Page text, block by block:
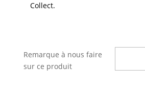
Collect.
Remarque à nous faire
sur ce produit